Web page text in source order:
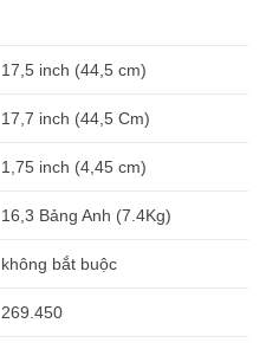
17,5 inch (44,5 cm)
17,7 inch (44,5 Cm)
1,75 inch (4,45 cm)
16,3 Bảng Anh (7.4Kg)
không bắt buộc
269.450